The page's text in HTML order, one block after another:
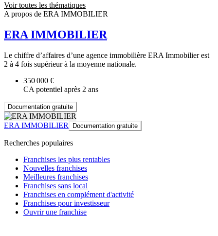
Voir toutes les thématiques
A propos de ERA IMMOBILIER
ERA IMMOBILIER
Le chiffre d’affaires d’une agence immobilière ERA Immobilier est
2 à 4 fois supérieur à la moyenne nationale.
350 000 €
CA potentiel après 2 ans
Documentation gratuite
ERA IMMOBILIER Documentation gratuite
Recherches populaires
Franchises les plus rentables
Nouvelles franchises
Meilleures franchises
Franchises sans local
Franchises en complément d'activité
Franchises pour investisseur
Ouvrir une franchise